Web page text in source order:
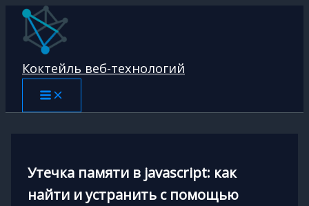
Перейти
содержимому
Коктейль веб-технологий
Утечка памяти в javascript: как
найти и устранить с помощью